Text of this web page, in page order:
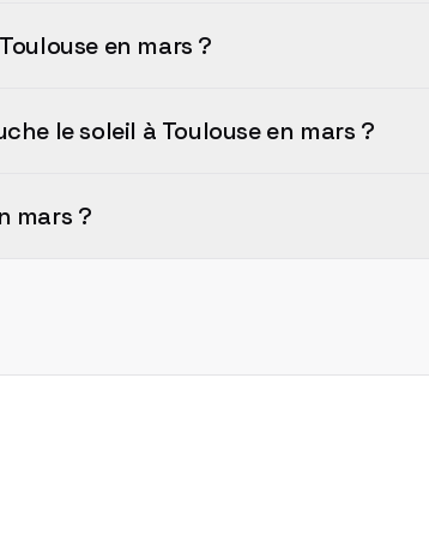
en mars ?
le soleil à Toulouse en mars ?
mars ?